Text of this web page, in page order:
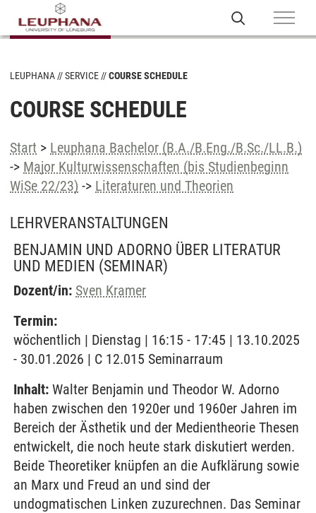
LEUPHANA SERVICE COURSE SCHEDULE
COURSE SCHEDULE
Start > Leuphana Bachelor (B.A./B.Eng./B.Sc./LL.B.)
-> Major Kulturwissenschaften (bis Studienbeginn
WiSe 22/23) -> Literaturen und Theorien
LEHRVERANSTALTUNGEN
BENJAMIN UND ADORNO ÜBER LITERATUR
UND MEDIEN (SEMINAR)
Dozent/in: Sven Kramer
Termin:
wöchentlich | Dienstag | 16:15 - 17:45 | 13.10.2025
- 30.01.2026 | C 12.015 Seminarraum
Inhalt: Walter Benjamin und Theodor W. Adorno
haben zwischen den 1920er und 1960er Jahren im
Bereich der Ästhetik und der Medientheorie Thesen
entwickelt, die noch heute stark diskutiert werden.
Beide Theoretiker knüpfen an die Aufklärung sowie
an Marx und Freud an und sind der
undogmatischen Linken zuzurechnen. Das Seminar